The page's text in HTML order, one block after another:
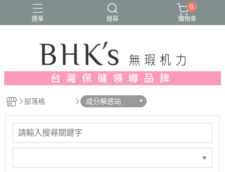
選單 搜尋
人氣推薦 多入優惠 日常維他命
漢方養生
蔓越莓/私密保養
0
購物車
部落格 成分解惑站